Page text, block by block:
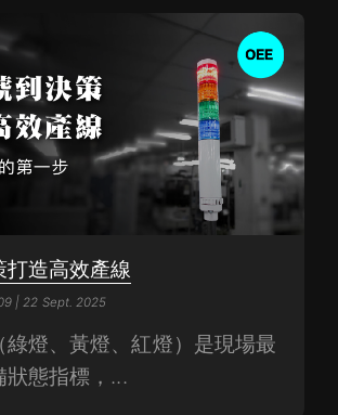
打造高效產線
| 22 Sept. 2025
綠燈、黃燈、紅燈）是現場最
狀態指標，...